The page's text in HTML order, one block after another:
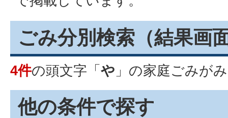
ごみ分別検索 （結果画
4件の頭文字「 や 」の家庭ごみが
他の条件で探す